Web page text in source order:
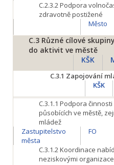
C.2.3.2Podpora
zdravotně postižené
Město
C.3 Různé cílové
do aktivit ve městě
KŠK
C.3.1 Zapojování
KŠK
C.3.1.1 Podpora
působících ve městě,
mládež
Zastupitelstvo
města
FO
C.3.1.2Koordinace
neziskovými